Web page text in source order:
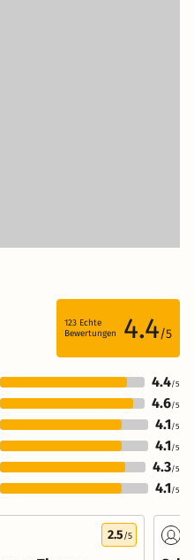
123 Echte
Bewertungen
4.4/5
4.4/5
4.6/5
4.1/5
4.1/5
4.3/5
4.1/5
2.5/5